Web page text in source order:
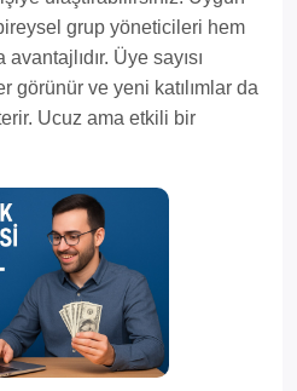
grup yöneticileri hem
Üye sayısı
görünür ve yeni katılımlar da
Ucuz ama etkili bir